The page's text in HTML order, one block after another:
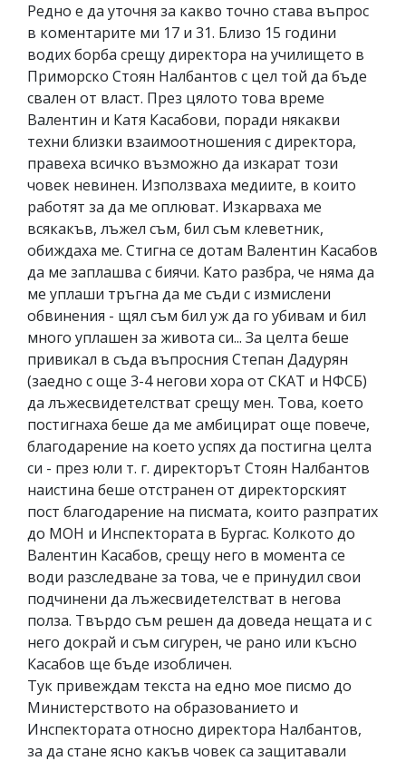
Редно е да уточня за какво точно става въпрос
в коментарите ми 17 и 31. Близо 15 години
водих борба срещу директора на училището в
Приморско Стоян Налбантов с цел той да бъде
свален от власт. През цялото това време
Валентин и Катя Касабови, поради някакви
техни близки взаимоотношения с директора,
правеха всичко възможно да изкарат този
човек невинен. Използваха медиите, в които
работят за да ме оплюват. Изкарваха ме
всякакъв, лъжел съм, бил съм клеветник,
обиждаха ме. Стигна се дотам Валентин Касабов
да ме заплашва с биячи. Като разбра, че няма да
ме уплаши тръгна да ме съди с измислени
обвинения - щял съм бил уж да го убивам и бил
много уплашен за живота си... За целта беше
привикал в съда въпросния Степан Дадурян
(заедно с още 3-4 негови хора от СКАТ и НФСБ)
да лъжесвидетелстват срещу мен. Това, което
постигнаха беше да ме амбицират още повече,
благодарение на което успях да постигна целта
си - през юли т. г. директорът Стоян Налбантов
наистина беше отстранен от директорският
пост благодарение на писмата, които разпратих
до МОН и Инспектората в Бургас. Колкото до
Валентин Касабов, срещу него в момента се
води разследване за това, че е принудил свои
подчинени да лъжесвидетелстват в негова
полза. Твърдо съм решен да доведа нещата и с
него докрай и съм сигурен, че рано или късно
Касабов ще бъде изобличен.
Тук привеждам текста на едно мое писмо до
Министерството на образованието и
Инспектората относно директора Налбантов,
за да стане ясно какъв човек са защитавали